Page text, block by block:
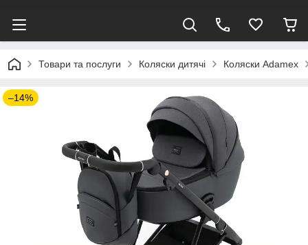
Товари та послуги Коляски дитячі Коляски Adamex
–14%